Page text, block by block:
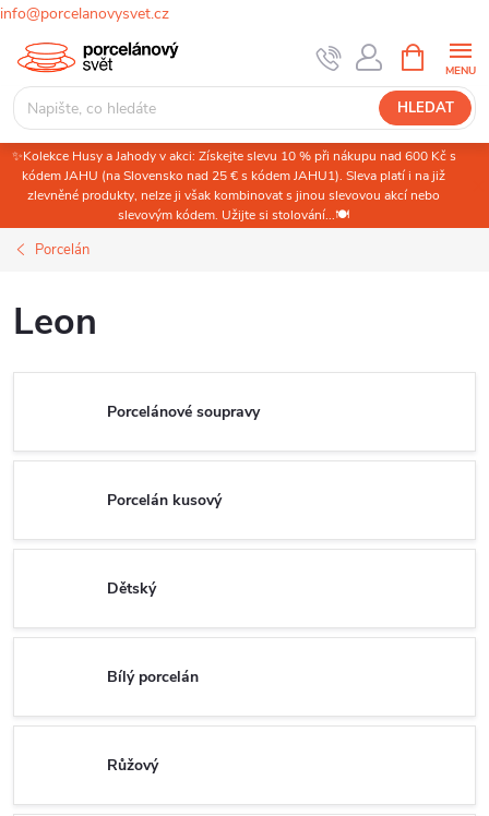
info@porcelanovysvet.cz
Přejít
obsah
HLEDAT
NÁKUPNÍ
KOŠÍK
✨Kolekce Husy a Jahody v akci: Získejte slevu 10 % při nákupu nad 600 Kč s
kódem JAHU (na Slovensko nad 25 € s kódem JAHU1). Sleva platí i na již
zlevněné produkty, nelze ji však kombinovat s jinou slevovou akcí nebo
slevovým kódem. Užijte si stolování...🍽️
Porcelán
Leon
Porcelánové soupravy
Porcelán kusový
Dětský
Bílý porcelán
Růžový